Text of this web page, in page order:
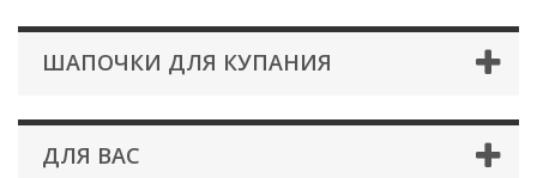
ШАПОЧКИ ДЛЯ КУПАНИЯ
ДЛЯ ВАС